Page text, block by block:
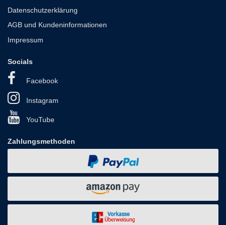
Datenschutzerklärung
AGB und Kundeninformationen
Impressum
Socials
Facebook
Instagram
YouTube
Zahlungsmethoden